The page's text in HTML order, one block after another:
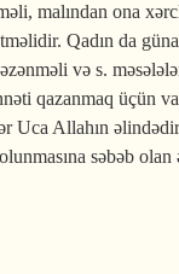
malından ona
Qadın da
və s.
qazanmaq üçün
Uca Allahın
səbəb olan